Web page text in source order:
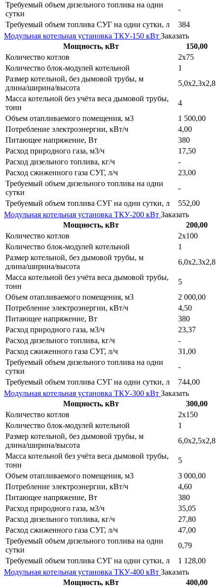
Требуемый объем дизельного топлива на одни
сутки
-
Требуемый объем топлива СУГ на одни сутки, л
384
Модульная котельная установка ТКУ-150 кВт Заказать
Мощность, кВт
150,00
Количество котлов
2х75
Количество блок-модулей котельной
1
Размер котельной, без дымовой трубы, м
длина/ширина/высота
5,0х2,3х2,8
Масса котельной без учёта веса дымовой трубы,
тонн
4
Объем отапливаемого помещения, м3
1 500,00
Потребление электроэнергии, кВт/ч
4,00
Питающее напряжение, Вт
380
Расход природного газа, м3/ч
17,50
Расход дизельного топлива, кг/ч
-
Расход сжиженного газа СУГ, л/ч
23,00
Требуемый объем дизельного топлива на одни
сутки
-
Требуемый объем топлива СУГ на одни сутки, л
552,00
Модульная котельная установка ТКУ-200 кВт Заказать
Мощность, кВт
200,00
Количество котлов
2х100
Количество блок-модулей котельной
1
Размер котельной, без дымовой трубы, м
длина/ширина/высота
6,0х2,3х2,8
Масса котельной без учёта веса дымовой трубы,
тонн
5
Объем отапливаемого помещения, м3
2 000,00
Потребление электроэнергии, кВт/ч
4,50
Питающее напряжение, Вт
380
Расход природного газа, м3/ч
23,37
Расход дизельного топлива, кг/ч
-
Расход сжиженного газа СУГ, л/ч
31,00
Требуемый объем дизельного топлива на одни
сутки
-
Требуемый объем топлива СУГ на одни сутки, л
744,00
Модульная котельная установка ТКУ-300 кВт Заказать
Мощность, кВт
300,00
Количество котлов
2х150
Количество блок-модулей котельной
1
Размер котельной, без дымовой трубы, м
длина/ширина/высота
6,0х2,5х2,8
Масса котельной без учёта веса дымовой трубы,
тонн
5
Объем отапливаемого помещения, м3
3 000,00
Потребление электроэнергии, кВт/ч
4,60
Питающее напряжение, Вт
380
Расход природного газа, м3/ч
35,05
Расход дизельного топлива, кг/ч
27,80
Расход сжиженного газа СУГ, л/ч
47,00
Требуемый объем дизельного топлива на одни
сутки
0,79
Требуемый объем топлива СУГ на одни сутки, л
1 128,00
Модульная котельная установка ТКУ-400 кВт Заказать
Мощность, кВт
400,00